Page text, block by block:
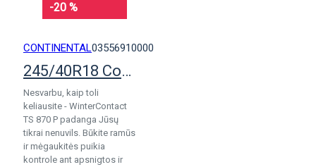
-20 %
CONTINENTAL03556910000
245/40R18 Conti WinterContact TS870P
Nesvarbu, kaip toli
keliausite - WinterContact
TS 870 P padanga Jūsų
tikrai nenuvils. Būkite ramūs
ir mėgaukitės puikia
kontrole ant apsnigtos ir